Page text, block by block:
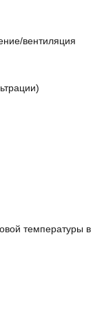
вентиляция
температуры в